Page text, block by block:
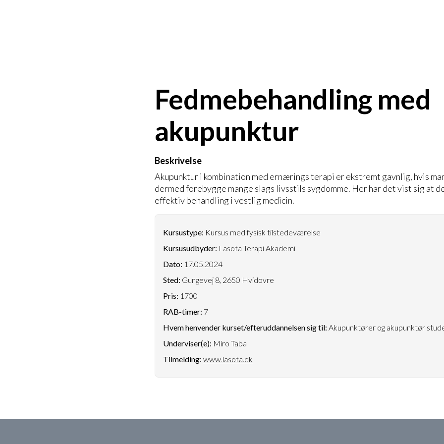
Fedmebehandling med
akupunktur
Beskrivelse
Akupunktur i kombination med ernærings terapi er ekstremt gavnlig, hvis
dermed forebygge mange slags livsstils sygdomme. Her har det vist sig at
effektiv behandling i vestlig medicin.
Kursustype: Kursus med fysisk tilstedeværelse
Kursusudbyder: Lasota Terapi Akademi
Dato: 17.05.2024
Sted: Gungevej 8, 2650 Hvidovre
Pris: 1700
RAB-timer: 7
Hvem henvender kurset/efteruddannelsen sig til: Akupunktører og akupunktør
Underviser(e): Miro Taba
Tilmelding: www.lasota.dk